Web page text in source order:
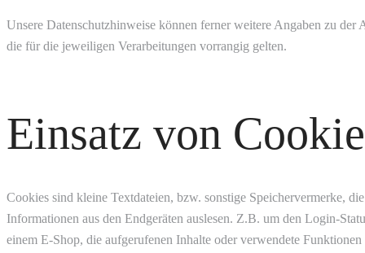
Unsere Datenschutzhinweise können ferner weitere Angaben zu
die für die jeweiligen Verarbeitungen vorrangig gelten.
Einsatz von
Cookies sind kleine Textdateien, bzw. sonstige Speichervermerke,
Informationen aus den Endgeräten auslesen. Z.B. um den Login-
einem E-Shop, die aufgerufenen Inhalte oder verwendete